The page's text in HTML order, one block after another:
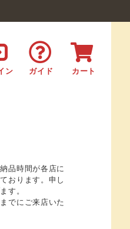
ン ガイド カート
品時間が各店に
おります。申し
す。
でにご来店いた